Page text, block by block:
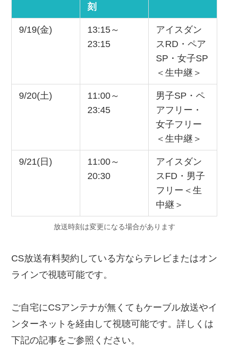
刻
9/19(金)
13:15～
23:15
アイスダン
スRD・ペア
SP・女子SP
＜生中継＞
9/20(土)
11:00～
23:45
男子SP・ペ
アフリー・
女子フリー
＜生中継＞
9/21(日)
11:00～
20:30
アイスダン
スFD・男子
フリー＜生
中継＞
放送時刻は変更になる場合があります
CS放送有料契約している方ならテレビまたはオン
ラインで視聴可能です。
ご自宅にCSアンテナが無くてもケーブル放送やイ
ンターネットを経由して視聴可能です。詳しくは
下記の記事をご参照ください。